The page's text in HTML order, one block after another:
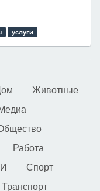
услуги
Животные
Работа
Спорт
Транспорт